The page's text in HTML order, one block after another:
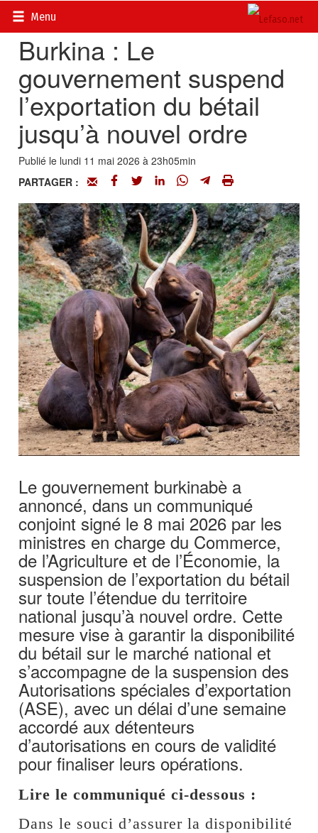
Menu
Accueil>
Burkina : Le
gouvernement suspend
l’exportation du bétail
jusqu’à nouvel ordre
Publié le lundi 11 mai 2026 à 23h05min
PARTAGER :
Le gouvernement burkinabè a
annoncé, dans un communiqué
conjoint signé le 8 mai 2026 par les
ministres en charge du Commerce,
de l’Agriculture et de l’Économie, la
suspension de l’exportation du bétail
sur toute l’étendue du territoire
national jusqu’à nouvel ordre. Cette
mesure vise à garantir la disponibilité
du bétail sur le marché national et
s’accompagne de la suspension des
Autorisations spéciales d’exportation
(ASE), avec un délai d’une semaine
accordé aux détenteurs
d’autorisations en cours de validité
pour finaliser leurs opérations.
Lire le communiqué ci-dessous :
Dans le souci d’assurer la disponibilité